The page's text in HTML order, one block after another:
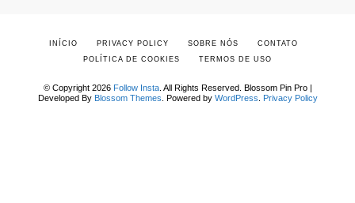
© Copyright 2026 Follow Insta. All Rights Reserved. Blossom Pin Pro |
Developed By Blossom Themes Powered by WordPress Privacy Policy
INÍCIO PRIVACY POLICY SOBRE NÓS
CONTATO
POLÍTICA DE COOKIES
TERMOS DE USO